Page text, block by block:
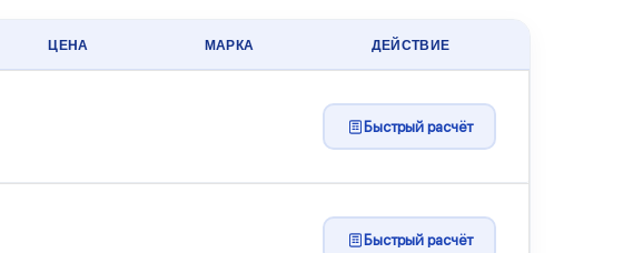
ЦЕНА МАРКА ДЕЙСТВИЕ
Быстрый расчёт
Быстрый расчёт